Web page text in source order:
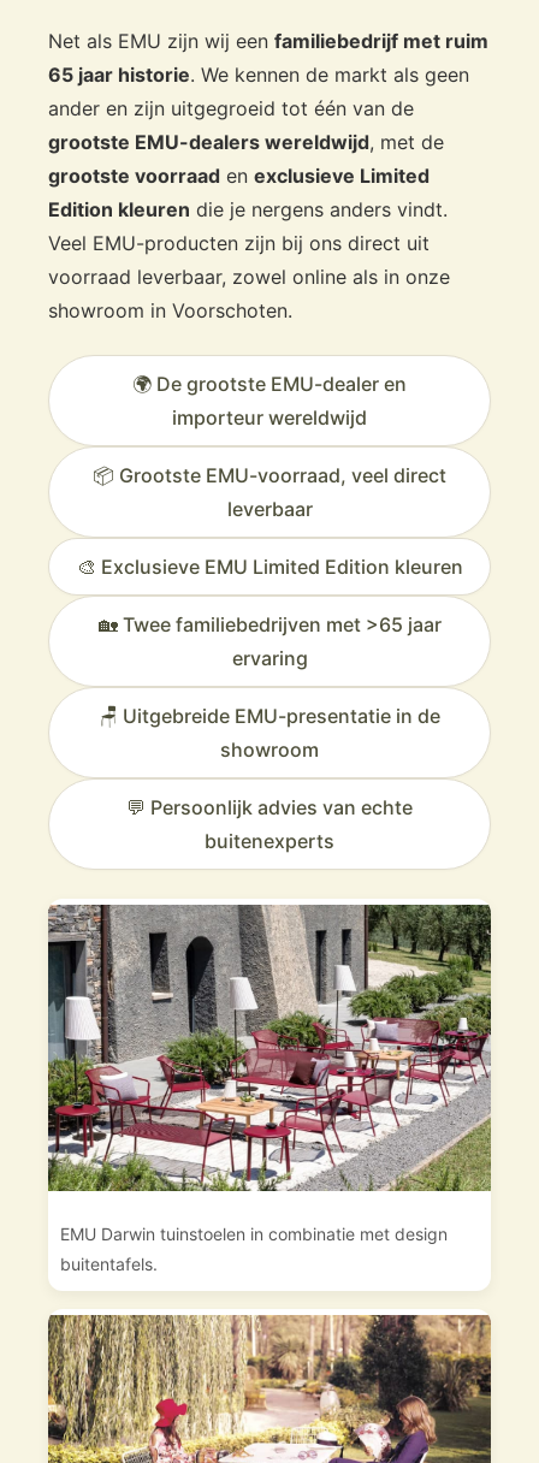
Net als EMU zijn wij een familiebedrijf met ruim
65 jaar historie. We kennen de markt als geen
ander en zijn uitgegroeid tot één van de
grootste EMU-dealers wereldwijd, met de
grootste voorraad en exclusieve Limited
Edition kleuren die je nergens anders vindt.
Veel EMU-producten zijn bij ons direct uit
voorraad leverbaar, zowel online als in onze
showroom in Voorschoten.
🌍 De grootste EMU-dealer en
importeur wereldwijd
📦 Grootste EMU-voorraad, veel direct
leverbaar
🎨 Exclusieve EMU Limited Edition kleuren
🏡 Twee familiebedrijven met >65 jaar
ervaring
🪑 Uitgebreide EMU-presentatie in de
showroom
💬 Persoonlijk advies van echte
buitenexperts
EMU Darwin tuinstoelen in combinatie met design
buitentafels.